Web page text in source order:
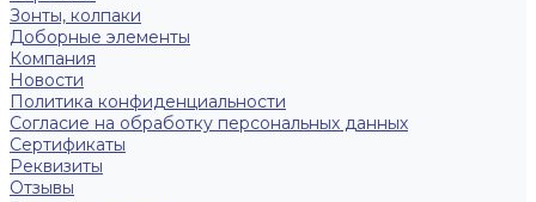
Зонты, колпаки
Доборные элементы
Компания
Новости
Политика конфиденциальности
Согласие на обработку персональных данных
Сертификаты
Реквизиты
Отзывы